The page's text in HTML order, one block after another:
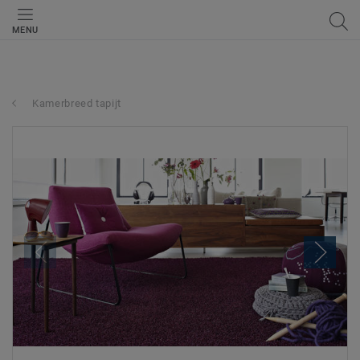
MENU
Kamerbreed tapijt